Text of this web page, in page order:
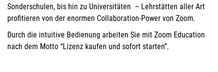
Sonderschulen, bis hin zu Universitäten – Lehrstätten aller Art
profitieren von der enormen Collaboration-Power von Zoom.
Durch die intuitive Bedienung arbeiten Sie mit Zoom Education
nach dem Motto “Lizenz kaufen und sofort starten”.